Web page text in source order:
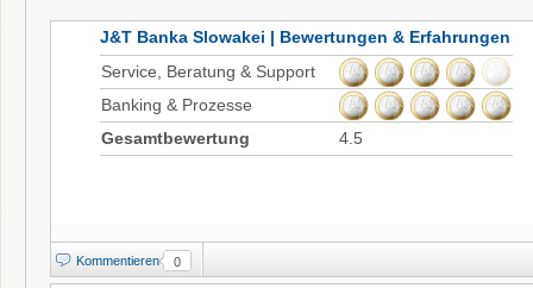
J&T Banka Slowakei | Bewertungen & Erfahrungen
Service, Beratung & Support
Banking & Prozesse
Gesamtbewertung
4.5
Kommentieren 0